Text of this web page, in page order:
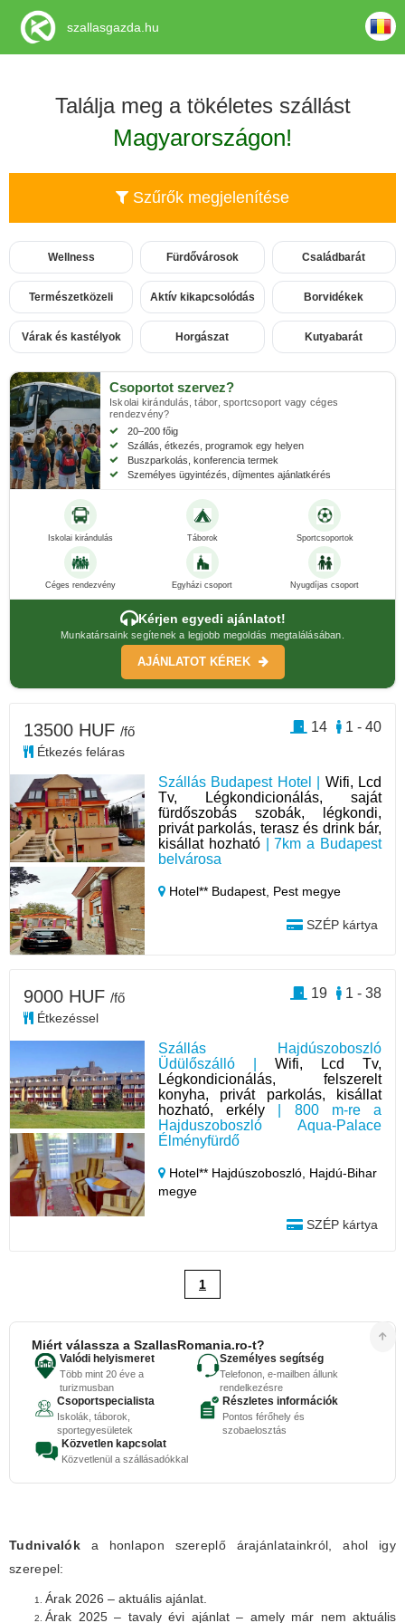
Találja meg a tökéletes szállást
Magyarországon!
Szűrők megjelenítése
Wellness Fürdővárosok Családbarát
Természetközeli Aktív kikapcsolódás Borvidékek
Várak és kastélyok Horgászat Kutyabarát
Csoportot szervez?
Iskolai kirándulás, tábor, sportcsoport vagy céges
rendezvény?
20–200 főig
Szállás, étkezés, programok egy helyen
Buszparkolás, konferencia termek
Személyes ügyintézés, díjmentes ajánlatkérés
Iskolai kirándulás Táborok Sportcsoportok
Céges rendezvény Egyházi csoport Nyugdíjas csoport
Kérjen egyedi ajánlatot!
Munkatársaink segítenek a legjobb megoldás megtalálásában.
AJÁNLATOT KÉREK
Szállás Budapest Hotel | Wifi, Lcd
Tv, Légkondicionálás, saját
fürdőszobás szobák, légkondi,
privát parkolás, terasz és drink bár,
kisállat hozható| 7km a Budapest
belvárosa
Hotel** Budapest, Pest megye
SZÉP kártya
13500 HUF /fő
Étkezés feláras
1 - 40
14
Szállás Hajdúszoboszló
Üdülőszálló |Wifi, Lcd Tv,
Légkondicionálás, felszerelt
konyha, privát parkolás, kisállat
hozható, erkély | 800 m-re a
Hajduszoboszló Aqua-Palace
Élményfürdő
Hotel** Hajdúszoboszló, Hajdú-Bihar
megye
SZÉP kártya
9000 HUF /fő
Étkezéssel
1 - 38
19
1
Miért válassza a SzallasRomania.ro-t?
Valódi helyismeret
Több mint 20 éve a
turizmusban
Személyes segítség
Telefonon, e-mailben állunk
rendelkezésre
Csoportspecialista
Iskolák, táborok,
sportegyesületek
Részletes információk
Pontos férőhely és
szobaelosztás
Közvetlen kapcsolat
Közvetlenül a szállásadókkal
Tudnivalók a honlapon szereplő árajánlatainkról, ahol igy
szerepel:
Árak 2026 – aktuális ajánlat.
Árak 2025 – tavaly évi ajánlat – amely már nem aktuális
szallasgazda.hu